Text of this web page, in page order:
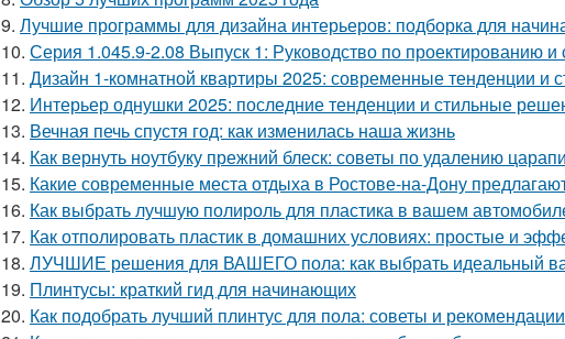
9. Лучшие программы для дизайна интерьеров: подборка для
10. Серия 1.045.9-2.08 Выпуск 1: Руководство по проектированию и
11. Дизайн 1-комнатной квартиры 2025: современные тенденции и
12. Интерьер однушки 2025: последние тенденции и стильные
13. Вечная печь спустя год: как изменилась наша жизнь
14. Как вернуть ноутбуку прежний блеск: советы по удалению
15. Какие современные места отдыха в Ростове-на-Дону
16. Как выбрать лучшую полироль для пластика в вашем
17. Как отполировать пластик в домашних условиях: простые и
18. ЛУЧШИЕ решения для ВАШЕГО пола: как выбрать идеальный
19. Плинтусы: краткий гид для начинающих
20. Как подобрать лучший плинтус для пола: советы и рекомендации